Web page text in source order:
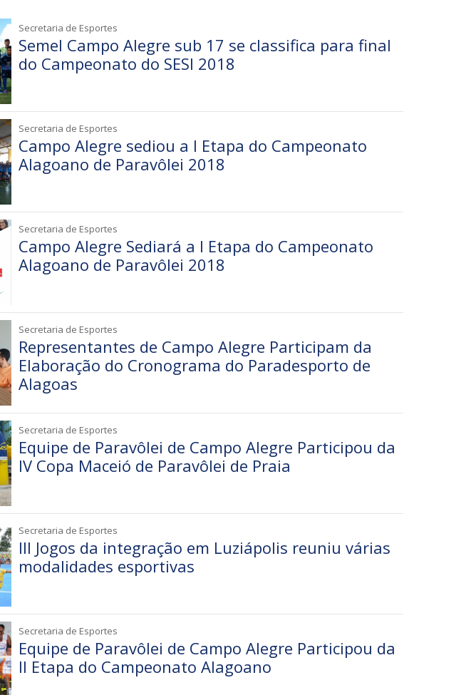
Secretaria de Esportes
Semel Campo Alegre sub 17 se classifica para final
do Campeonato do SESI 2018
Secretaria de Esportes
Campo Alegre sediou a I Etapa do Campeonato
Alagoano de Paravôlei 2018
Secretaria de Esportes
Campo Alegre Sediará a I Etapa do Campeonato
Alagoano de Paravôlei 2018
Secretaria de Esportes
Representantes de Campo Alegre Participam da
Elaboração do Cronograma do Paradesporto de
Alagoas
Secretaria de Esportes
Equipe de Paravôlei de Campo Alegre Participou da
IV Copa Maceió de Paravôlei de Praia
Secretaria de Esportes
III Jogos da integração em Luziápolis reuniu várias
modalidades esportivas
Secretaria de Esportes
Equipe de Paravôlei de Campo Alegre Participou da
II Etapa do Campeonato Alagoano